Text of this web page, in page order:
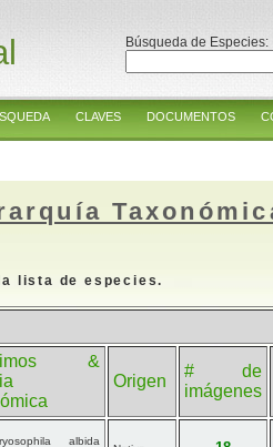
Búsqueda de Especies:
CLAVES DOCUMENTOS
lista de especies.
&
Origen
# de
imágenes
albida